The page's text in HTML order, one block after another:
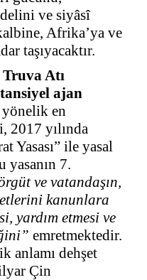
ve siyâsî
Afrika’ya ve
taşıyacaktır.
Truva Atı
ajan
en
2017 yılında
Yasası” ile yasal
yasanın 7.
ve vatandaşın,
kanunlara
yardım etmesi ve
emretmektedir.
anlamı dehşet
Çin